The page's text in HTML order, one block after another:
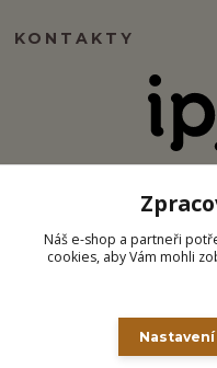
KONTAKTY
Některé grafické a vizuální
Náš e-shop a partneři
cookies, aby Vám mohli
Nastavení